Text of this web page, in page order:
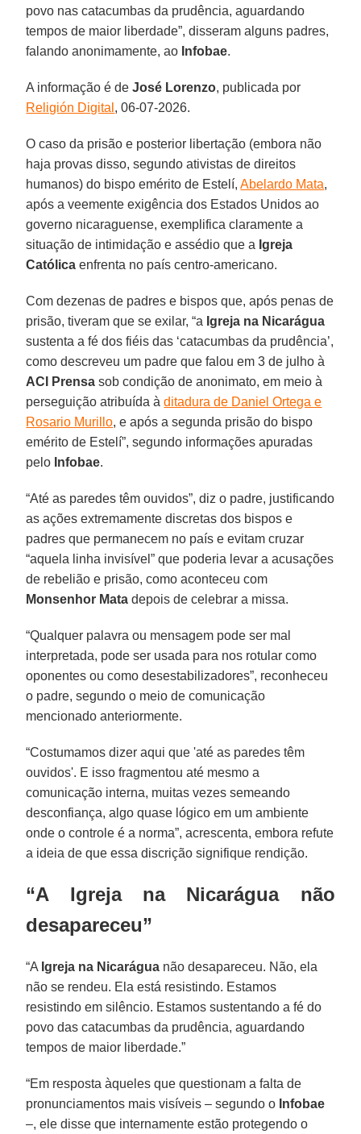
povo nas catacumbas da prudência, aguardando
tempos de maior liberdade”, disseram alguns padres,
falando anonimamente, ao Infobae.
A informação é deJosé Lorenzo, publicada por
Religión Digital , 06-07-2026.
O caso da prisão e posterior libertação (embora não
haja provas disso, segundo ativistas de direitos
humanos) do bispo emérito de Estelí,Abelardo Mata,
após a veemente exigência dos Estados Unidos ao
governo nicaraguense, exemplifica claramente a
situação de intimidação e assédio que a Igreja
Católica enfrenta no país centro-americano.
Com dezenas de padres e bispos que, após penas de
prisão, tiveram que se exilar, “a Igreja na Nicarágua
sustenta a fé dos fiéis das ‘catacumbas da prudência’,
como descreveu um padre que falou em 3 de julho à
ACI Prensa sob condição de anonimato, em meio à
perseguição atribuída àditadura de Daniel Ortega e
Rosario Murillo, e após a segunda prisão do bispo
emérito de Estelí”, segundo informações apuradas
pelo Infobae.
“Até as paredes têm ouvidos”, diz o padre, justificando
as ações extremamente discretas dos bispos e
padres que permanecem no país e evitam cruzar
“aquela linha invisível” que poderia levar a acusações
de rebelião e prisão, como aconteceu com
Monsenhor Mata depois de celebrar a missa.
“Qualquer palavra ou mensagem pode ser mal
interpretada, pode ser usada para nos rotular como
oponentes ou como desestabilizadores”, reconheceu
o padre, segundo o meio de comunicação
mencionado anteriormente.
“Costumamos dizer aqui que 'até as paredes têm
ouvidos'. E isso fragmentou até mesmo a
comunicação interna, muitas vezes semeando
desconfiança, algo quase lógico em um ambiente
onde o controle é a norma”, acrescenta, embora refute
a ideia de que essa discrição signifique rendição.
“A Igreja na Nicarágua não
desapareceu”
“A Igreja na Nicarágua não desapareceu. Não, ela
não se rendeu. Ela está resistindo. Estamos
resistindo em silêncio. Estamos sustentando a fé do
povo das catacumbas da prudência, aguardando
tempos de maior liberdade.”
“Em resposta àqueles que questionam a falta de
pronunciamentos mais visíveis – segundo o Infobae
–, ele disse que internamente estão protegendo o